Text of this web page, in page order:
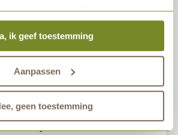
hiervoor jouw toestemming. Het is
toestemming te veranderen. Alle
worden geanalyseerd, zodat we
kunnen helpen. Wil je meer weten
cookies? Bekijk dan de andere
ik geef toestemming
Aanpassen
geen toestemming
minder zuur. Fijn voor
fijn voor ons, want daarmee
ook een stuk robuuster.
bodem is van
voor een gezond bos. De
ook weer kleur in het